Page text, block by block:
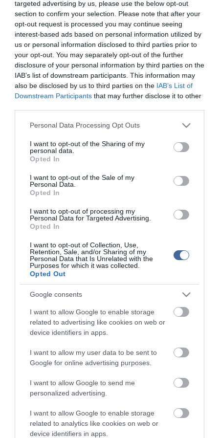
targeted advertising by us, please use the below opt-out
section to confirm your selection. Please note that after your
opt-out request is processed you may continue seeing
interest-based ads based on personal information utilized by
us or personal information disclosed to third parties prior to
your opt-out. You may separately opt-out of the further
disclosure of your personal information by third parties on the
IAB’s list of downstream participants. This information may
also be disclosed by us to third parties on the IAB’s List of
Downstream Participants that may further disclose it to other
Please note that this website/app uses one or more Google
not limited to your visit or usage behaviour. You may click to
grant or deny consent to Google and its third-party tags to
use your data for below specified purposes in below Google
consent section.
Personal Data Processing Opt Outs
I want to opt-out of the Sharing of my
personal data.
Opted In
I want to opt-out of the Sale of my
Personal Data.
Opted In
I want to opt-out of processing my
Personal Data for Targeted Advertising.
Opted In
I want to opt-out of Collection, Use,
Retention, Sale, and/or Sharing of my
Personal Data that Is Unrelated with the
Purposes for which it was collected.
Opted Out
Google consents
I want to allow Google to enable storage
related to advertising like cookies on web or
device identifiers in apps.
I want to allow my user data to be sent to
Google for online advertising purposes.
I want to allow Google to send me
personalized advertising.
I want to allow Google to enable storage
related to analytics like cookies on web or
device identifiers in apps.
A Magyar Demokrata Fórum egyik alapító tagja volt. Később az
MDF országos elnökségének tagjaként tevékenykedett, két évig
az ügyvezető elnökségnek is tagja volt. 1991 decemberétől egy
évig a párt alelnöki teendőit látta el. 1993-ban kizárták az MDF-ből.
Már 1992-ben életre hívta a Magyar Út Alapítványt, majd elindította
a Magyar Út Körök Mozgalmat, amelynek 1993 júliusában elnöke
lett. Ugyanebben az évben megalakította a MIÉP-et, melynek
kezdetben elnökségi tagja, majd 1993 novemberétől társelnöke,
1994 októberétől elnöke volt.
Az Új Színház vezetésére kinevezett Dörner György 2011
októberében Csurka Istvánt nevezte meg intendánsának. Tarlós
decemberben felkérte az új igazgatót, hogy ne alkalmazza Csurka
Csurka nevét biggyesztenék az Új Színházra?
Csurka-darabot visz az Új Színházba Dörner
Dörner György nem alkalmazza Csurka Istvánt
Figyelem! A cikkhez hozzáfűzött hozzászólások nem a
network nézeteit
kommenteket nem tudja befolyásolni - azok az olvasók személyes véleményét
tartalmazzák.
Kérjük, kulturáltan, mások személyiségi jogainak és jó hírnevének tiszteletben
Vitézy Dávid: 2,3 milliárd forint került vissza az államhoz
egy útdíjrendszeres ügylet felülvizsgálata után